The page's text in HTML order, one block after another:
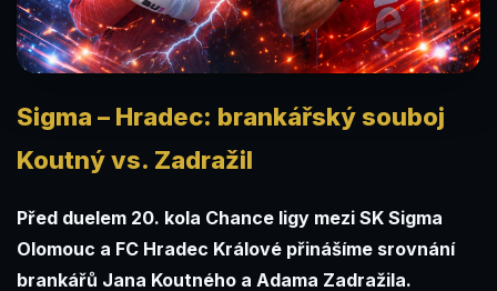
Sigma – Hradec: brankářský souboj
Koutný vs. Zadražil
Před duelem 20. kola Chance ligy mezi SK Sigma
Olomouc a FC Hradec Králové přinášíme srovnání
brankářů Jana Koutného a Adama Zadražila.